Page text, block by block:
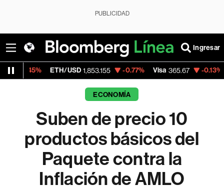
PUBLICIDAD
Ingresar
ETH/USD 1,853.155 -0.77% Visa 365.67 -0.13%
ECONOMÍA
Suben de precio 10
productos básicos del
Paquete contra la
Inflación de AMLO